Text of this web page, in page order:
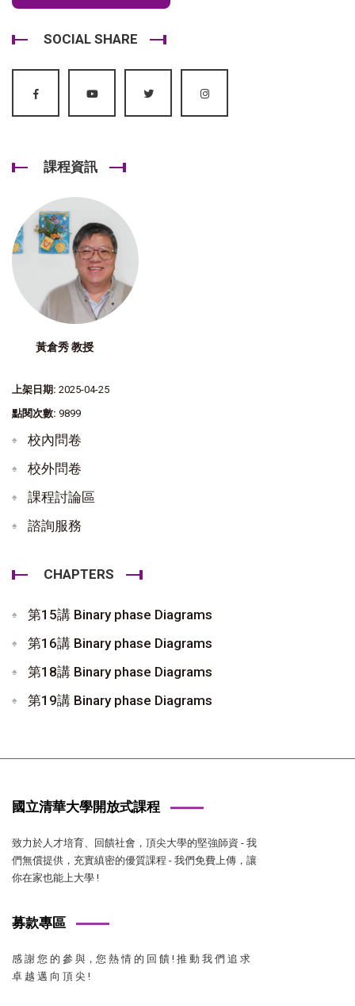
SOCIAL SHARE
課程資訊
黃倉秀 教授
上架日期: 2025-04-25
點閱次數: 9899
校內問卷
校外問卷
課程討論區
諮詢服務
CHAPTERS
第15講 Binary phase Diagrams
第16講 Binary phase Diagrams
第18講 Binary phase Diagrams
第19講 Binary phase Diagrams
國立清華大學開放式課程
致力於人才培育、回饋社會，頂尖大學的堅強師資 - 我
們無償提供，充實縝密的優質課程 - 我們免費上傳，讓
你在家也能上大學 !
募款專區
感 謝 您 的 參 與，您 熱 情 的 回 饋 ! 推 動 我 們 追 求
卓 越 邁 向 頂 尖 !